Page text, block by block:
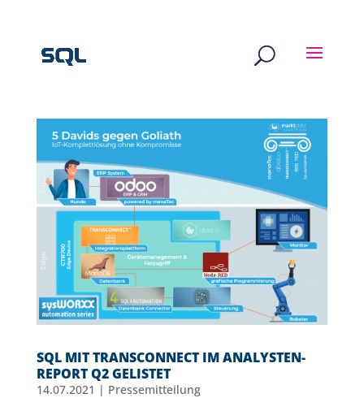
SQL MIT TRANSCONNECT IM ANALYSTEN-
REPORT Q2 GELISTET
14.07.2021 | Pressemitteilung